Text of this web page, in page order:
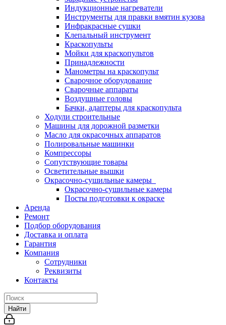
Индукционные нагреватели
Инструменты для правки вмятин кузова
Инфракрасные сушки
Клепальный инструмент
Краскопульты
Мойки для краскопультов
Принадлежности
Манометры на краскопульт
Сварочное оборудование
Сварочные аппараты
Воздушные головы
Бачки, адаптеры для краскопульта
Ходули строительные
Машины для дорожной разметки
Масло для окрасочных аппаратов
Полировальные машинки
Компрессоры
Сопутствующие товары
Осветительные вышки
Окрасочно-сушильные камеры
Окрасочно-сушильные камеры
Посты подготовки к окраске
Аренда
Ремонт
Подбор оборудования
Доставка и оплата
Гарантия
Компания
Сотрудники
Реквизиты
Контакты
Найти